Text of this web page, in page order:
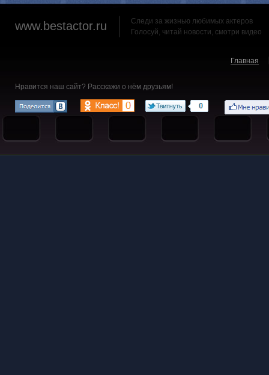
www.bestactor.ru
Следи за жизнью любимых актеров
Голосуй, читай новости, смотри видео
Главная
Нравится наш сайт? Расскажи о нём друзьям!